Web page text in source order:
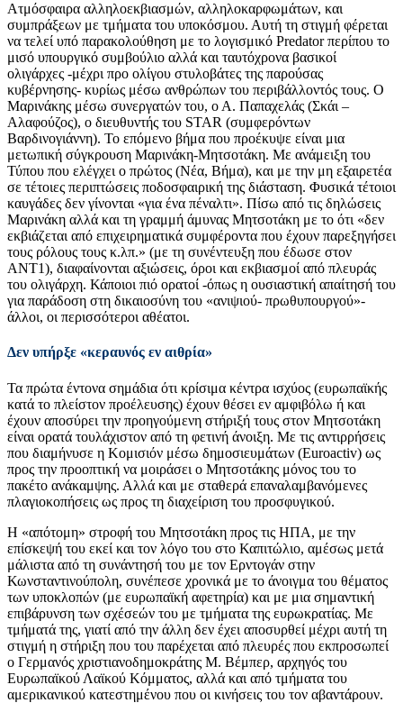
Ατμόσφαιρα αλληλοεκβιασμών, αλληλοκαρφωμάτων, και
συμπράξεων με τμήματα του υποκόσμου. Αυτή τη στιγμή φέρεται
να τελεί υπό παρακολούθηση με το λογισμικό Predator περίπου το
μισό υπουργικό συμβούλιο αλλά και ταυτόχρονα βασικοί
ολιγάρχες -μέχρι προ ολίγου στυλοβάτες της παρούσας
κυβέρνησης- κυρίως μέσω ανθρώπων του περιβάλλοντός τους. Ο
Μαρινάκης μέσω συνεργατών του, ο Α. Παπαχελάς (Σκάι –
Αλαφούζος), ο διευθυντής του STAR (συμφερόντων
Βαρδινογιάννη). Το επόμενο βήμα που προέκυψε είναι μια
μετωπική σύγκρουση Μαρινάκη-Μητσοτάκη. Με ανάμειξη του
Τύπου που ελέγχει ο πρώτος (Νέα, Βήμα), και με την μη εξαιρετέα
σε τέτοιες περιπτώσεις ποδοσφαιρική της διάσταση. Φυσικά τέτοιοι
καυγάδες δεν γίνονται «για ένα πέναλτι». Πίσω από τις δηλώσεις
Μαρινάκη αλλά και τη γραμμή άμυνας Μητσοτάκη με το ότι «δεν
εκβιάζεται από επιχειρηματικά συμφέροντα που έχουν παρεξηγήσει
τους ρόλους τους κ.λπ.» (με τη συνέντευξη που έδωσε στον
ΑΝΤ1), διαφαίνονται αξιώσεις, όροι και εκβιασμοί από πλευράς
του ολιγάρχη. Κάποιοι πιό ορατοί -όπως η ουσιαστική απαίτησή του
για παράδοση στη δικαιοσύνη του «ανιψιού- πρωθυπουργού»-
άλλοι, οι περισσότεροι αθέατοι.
Δεν υπήρξε «κεραυνός εν αιθρία»
Τα πρώτα έντονα σημάδια ότι κρίσιμα κέντρα ισχύος (ευρωπαϊκής
κατά το πλείστον προέλευσης) έχουν θέσει εν αμφιβόλω ή και
έχουν αποσύρει την προηγούμενη στήριξή τους στον Μητσοτάκη
είναι ορατά τουλάχιστον από τη φετινή άνοιξη. Με τις αντιρρήσεις
που διαμήνυσε η Κομισιόν μέσω δημοσιευμάτων (Euroactiv) ως
προς την προοπτική να μοιράσει ο Μητσοτάκης μόνος του το
πακέτο ανάκαμψης. Αλλά και με σταθερά επαναλαμβανόμενες
πλαγιοκοπήσεις ως προς τη διαχείριση του προσφυγικού.
Η «απότομη» στροφή του Μητσοτάκη προς τις ΗΠΑ, με την
επίσκεψή του εκεί και τον λόγο του στο Καπιτώλιο, αμέσως μετά
μάλιστα από τη συνάντησή του με τον Ερντογάν στην
Κωνσταντινούπολη, συνέπεσε χρονικά με το άνοιγμα του θέματος
των υποκλοπών (με ευρωπαϊκή αφετηρία) και με μια σημαντική
επιβάρυνση των σχέσεών του με τμήματα της ευρωκρατίας. Με
τμήματά της, γιατί από την άλλη δεν έχει αποσυρθεί μέχρι αυτή τη
στιγμή η στήριξη που του παρέχεται από πλευρές που εκπροσωπεί
ο Γερμανός χριστιανοδημοκράτης Μ. Βέμπερ, αρχηγός του
Ευρωπαϊκού Λαϊκού Κόμματος, αλλά και από τμήματα του
αμερικανικού κατεστημένου που οι κινήσεις του τον αβαντάρουν.